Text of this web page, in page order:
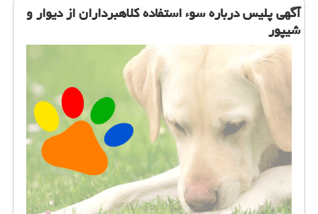
آگهی پلیس درباره سوء استفاده كلاهبرداران از دیوار و
شیپور